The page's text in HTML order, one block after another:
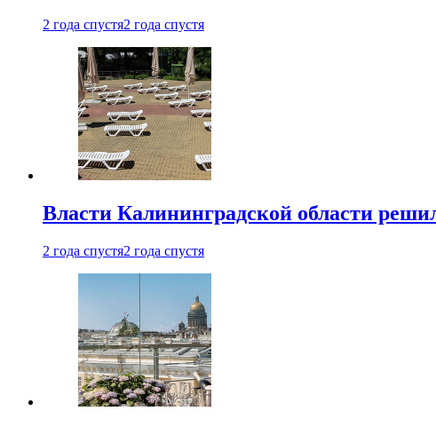
2 года спустя2 года спустя
Власти Калининградской области
2 года спустя2 года спустя